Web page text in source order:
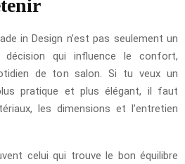
in Design n’est pas seulement un
qui influence le confort,
de ton salon. Si tu veux un
pratique et plus élégant, il faut
les dimensions et l’entretien
celui qui trouve le bon équilibre